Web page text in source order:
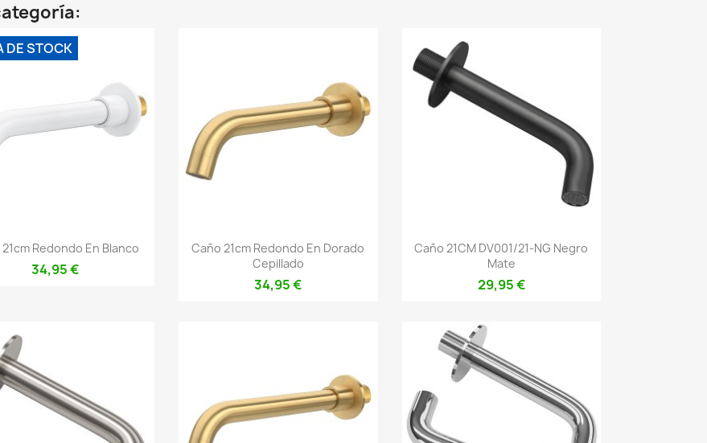
Vista rápida
Redondo En Blanco
34,95 €
DE STOCK
Vista rápida
Caño 21cm Redondo En Dorado
Cepillado
34,95 €
Vista rápida
Caño 21CM DV001/21-NG Negro
Mate
29,95 €